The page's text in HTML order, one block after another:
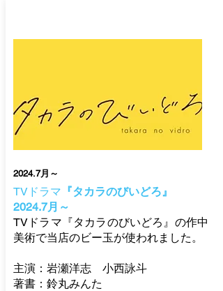
2024.7月～
TVドラマ 『タカラのびいどろ』
2024.7月～
TVドラマ『タカラのびいどろ』の作中
美術で当店のビー玉が使われました。
主演：岩瀬洋志 小西詠斗
​著書：鈴丸みんた